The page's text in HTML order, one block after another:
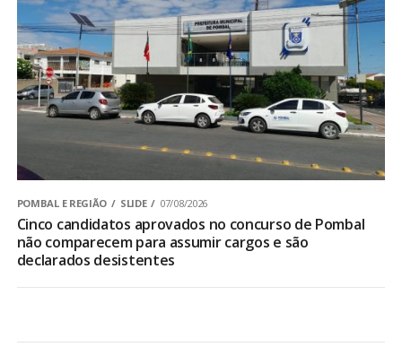
POMBAL E REGIÃO SLIDE 07/08/2026
Cinco candidatos aprovados no concurso de Pombal
não comparecem para assumir cargos e são
declarados desistentes